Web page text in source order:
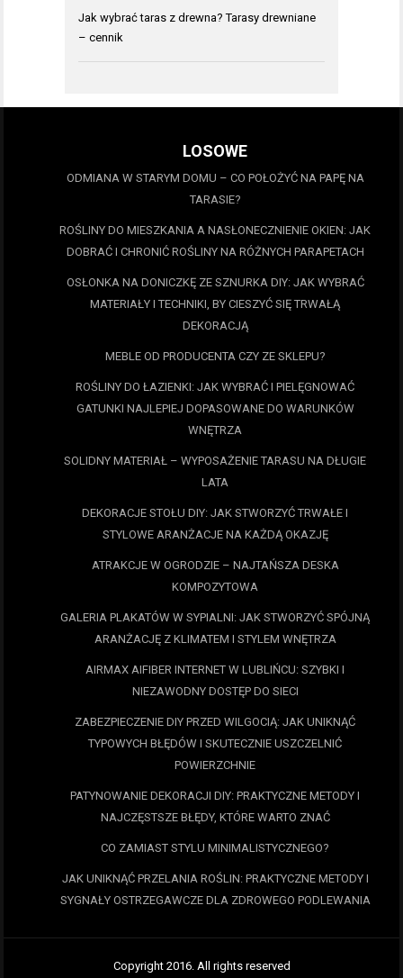
Jak wybrać taras z drewna? Tarasy drewniane
– cennik
LOSOWE
ODMIANA W STARYM DOMU – CO POŁOŻYĆ NA PAPĘ NA
TARASIE?
ROŚLINY DO MIESZKANIA A NASŁONECZNIENIE OKIEN: JAK
DOBRAĆ I CHRONIĆ ROŚLINY NA RÓŻNYCH PARAPETACH
OSŁONKA NA DONICZKĘ ZE SZNURKA DIY: JAK WYBRAĆ
MATERIAŁY I TECHNIKI, BY CIESZYĆ SIĘ TRWAŁĄ
DEKORACJĄ
MEBLE OD PRODUCENTA CZY ZE SKLEPU?
ROŚLINY DO ŁAZIENKI: JAK WYBRAĆ I PIELĘGNOWAĆ
GATUNKI NAJLEPIEJ DOPASOWANE DO WARUNKÓW
WNĘTRZA
SOLIDNY MATERIAŁ – WYPOSAŻENIE TARASU NA DŁUGIE
LATA
DEKORACJE STOŁU DIY: JAK STWORZYĆ TRWAŁE I
STYLOWE ARANŻACJE NA KAŻDĄ OKAZJĘ
ATRAKCJE W OGRODZIE – NAJTAŃSZA DESKA
KOMPOZYTOWA
GALERIA PLAKATÓW W SYPIALNI: JAK STWORZYĆ SPÓJNĄ
ARANŻACJĘ Z KLIMATEM I STYLEM WNĘTRZA
AIRMAX AIFIBER INTERNET W LUBLIŃCU: SZYBKI I
NIEZAWODNY DOSTĘP DO SIECI
ZABEZPIECZENIE DIY PRZED WILGOCIĄ: JAK UNIKNĄĆ
TYPOWYCH BŁĘDÓW I SKUTECZNIE USZCZELNIĆ
POWIERZCHNIE
PATYNOWANIE DEKORACJI DIY: PRAKTYCZNE METODY I
NAJCZĘSTSZE BŁĘDY, KTÓRE WARTO ZNAĆ
CO ZAMIAST STYLU MINIMALISTYCZNEGO?
JAK UNIKNĄĆ PRZELANIA ROŚLIN: PRAKTYCZNE METODY I
SYGNAŁY OSTRZEGAWCZE DLA ZDROWEGO PODLEWANIA
Copyright 2016. All rights reserved